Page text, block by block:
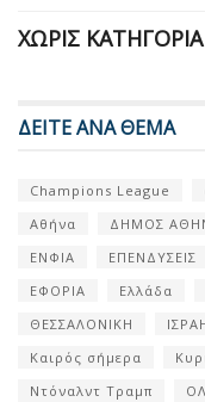
ΧΩΡΊΣ ΚΑΤΗΓΟΡΊΑ
ΔΕΙΤΕ ΑΝΑ ΘΕΜΑ
Champions League
Αθήνα
ΔΗΜΟΣ
ΕΝΦΙΑ
ΕΠΕΝΔΥΣΕΙΣ
ΕΦΟΡΙΑ
Ελλάδα
ΘΕΣΣΑΛΟΝΙΚΗ
Καιρός σήμερα
Ντόναλντ Τραμπ